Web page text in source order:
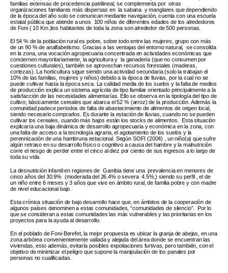
familias extensas de procedencia patrilineal, se complementa por otras
organizaciones familiares más dispersas en la sabana y manglares que dependiendo
de la época del año solo se comunican mediante navegación, cuenta con una escuela
estatal pública que atiende a unos 100 niños de diferentes edades de los alrededores
de Foni ( 10 Km.)los habitantes de toda la zona son alrededor de 500 personas.
El 54 % de la población rural es pobre, sobre todo entre las mujeres, grupo con más
de un 90 % de analfabetismo. Gracias a las ventajas del entorno natural, se consolida
en la zona, una vocación agropecuaria concentrada en actividades económicas que
conciernen mayoritariamente, la agricultura y la ganadería (que no consumen por
cuestiones culturales), también se aprovechan recursos forestales (maderas,
cortezas). La horticultura sigue siendo una actividad secundaria (solo la trabajan el
10% de las familias, mujeres y niños) debido a la época de lluvias, por la cual no se
puede cultivar hasta la época seca. La calidad media de los suelos y la falta de medios
de producción explica un sistema agrícola de tipo familiar orientado principalmente a la
satisfacción de las necesidades alimentarías. Ello se observa en la tipología del tipo de
cultivo; básicamente cereales que abarca el 52 % (arroz) de la producción. Además la
comunidad padece periodos de falta de abastecimiento de alimentos de origen local,
siendo necesario comprarlos. Es durante la estación de lluvias, cuando no se pueden
cultivar los cereales, cuando más bajos están los stocks de alimentos. Esta situación
explicaría una baja dinámica de desarrollo agropecuaria y económica en la zona, con
una falta de acceso a la tecnología agraria, el agotamiento de los suelos y la
perennización de una hambruna estacional. Según SOFI (2004) , un niño(a) que sufre
algún retraso en su desarrollo físico o cognitivo a causa del hambre y la malnutrición
corre el riesgo de perder entre el cinco al diez por ciento de sus ingresos a lo largo de
toda su vida.
La desnutrición infantil en regiones de Gambia tiene una prevalencia en menores de
cinco años del 30.9% (moderada del 26.4% o severa 4.5%,) siendo su perfil , el de
un niño entre 6 meses y 3 años que vive en ámbito rural, de familia pobre y con madre
de nivel educacional bajo.
Esta crónica situación de bajo desarrollo hace que, en ámbitos de la cooperación de
algunos países denominen a estas comunidades, “comunidades de silencio”. Por lo
que se consideran a estas comunidades las más vulnerables y las prioritarias en los
proyectos para la ayuda al desarrollo.
En el poblado de Foni-Berefet, la mejor propuesta es ubicar la granja de abejas, en una
zona arbórea convenientemente vallada y alejada del área donde se encuentran las
viviendas, esto además, evitaría posibles expoliaciones furtivas, pero también, con el
objetivo de minimizar el peligro que supone la manipulación de los panales por
personas no cualificadas.